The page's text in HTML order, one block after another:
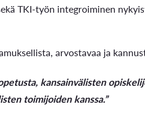
TKI-työn integroiminen
arvostavaa ja
kansainvälisten
toimijoiden kanssa.”